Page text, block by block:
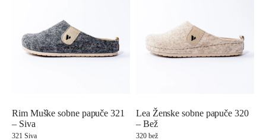
Rim Muške sobne papuče 321
– Siva
321 Siva
Lea Ženske sobne papuče 320
– Bež
320 bež